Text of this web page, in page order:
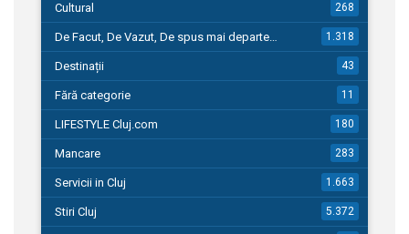
Cultural 268
De Facut, De Vazut, De spus mai departe… 1.318
Destinații 43
Fără categorie 11
LIFESTYLE Cluj.com 180
Mancare 283
Servicii in Cluj 1.663
Stiri Cluj 5.372